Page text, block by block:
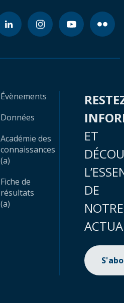
Évènements
Données
Académie des
connaissances
(a)
Fiche de
résultats
(a)
ET
DE
NOTRE